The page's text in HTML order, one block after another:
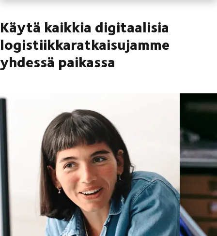
Käytä kaikkia digitaalisia
logistiikkaratkaisujamme
yhdessä paikassa